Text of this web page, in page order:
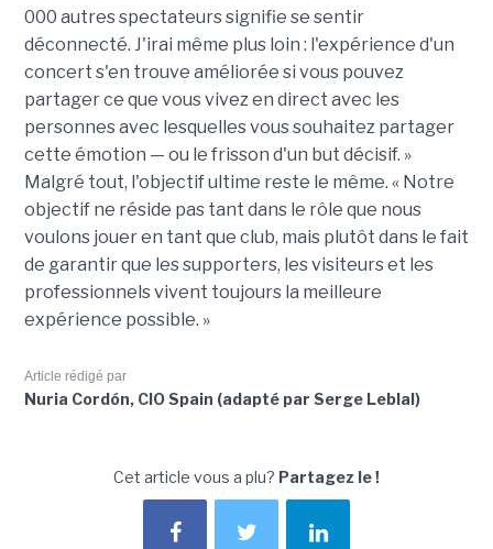
000 autres spectateurs signifie se sentir
déconnecté. J'irai même plus loin : l'expérience d'un
concert s'en trouve améliorée si vous pouvez
partager ce que vous vivez en direct avec les
personnes avec lesquelles vous souhaitez partager
cette émotion — ou le frisson d'un but décisif. »
Malgré tout, l'objectif ultime reste le même. « Notre
objectif ne réside pas tant dans le rôle que nous
voulons jouer en tant que club, mais plutôt dans le fait
de garantir que les supporters, les visiteurs et les
professionnels vivent toujours la meilleure
expérience possible. »
Article rédigé par
Nuria Cordón, CIO Spain (adapté par Serge Leblal)
Cet article vous a plu? Partagez le !